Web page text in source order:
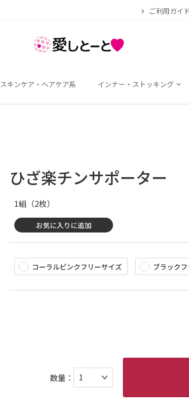
スキンケア・ヘアケア系 インナー・ストッキング
ご利用ガイド
ひざ楽チンサポーター
1組（2枚）
お気に入りに追加
コーラルピンクフリーサイズ ブラック
数量：